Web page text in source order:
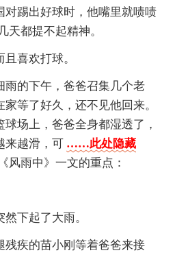
对踢出好球时，他嘴里就啧啧
天都提不起精神。
喜欢打球。
雨的下午，爸爸召集几个老
等了好久，还不见他回来。
场上，爸爸全身都湿透了，
来越滑，可 ……此处隐藏
风雨中》一文的重点：
下起了大雨。
残疾的苗小刚等着爸爸来接